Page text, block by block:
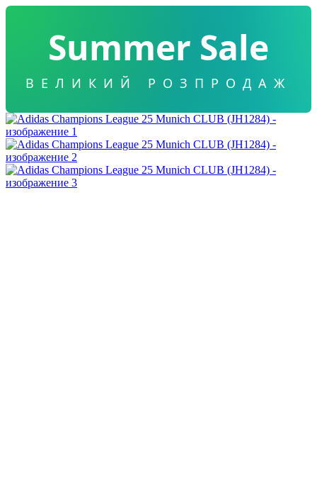
Summer Sale
ВЕЛИКИЙ РОЗПРОДАЖ